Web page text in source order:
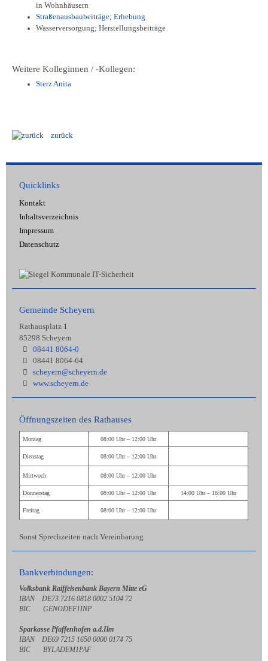
in Wohnhäusern
Straßenausbaubeiträge; Erhebung
Wasserversorgung; Herstellungsbeiträge
Weitere Kolleginnen / -Kollegen:
Sterz Anita
zurück
Quicklinks
Kontakt
Inhaltsverzeichnis
Impressum
Datenschutz
Gemeinde Scheyern
Rathausplatz 1
85298 Scheyern
08441 8064-0
08441 8064-64
scheyern@scheyern.de
www.scheyern.de
Öffnungszeiten des Rathauses
Montag 08:00 Uhr – 12:00 Uhr
Dienstag 08:00 Uhr – 12:00 Uhr
Mittwoch 08:00 Uhr – 12:00 Uhr
Donnerstag 08:00 Uhr – 12:00 Uhr 14:00 Uhr – 18:00 Uhr
Freitag 08:00 Uhr – 12:00 Uhr
Sonst Sprechzeiten nach Vereinbarung
Bankverbindungen:
Volksbank Raiffeisenbank Bayern Mitte eG
IBAN DE73 7216 0818 0002 5104 72
BIC GENODEF1INP
Sparkasse Pfaffenhofen a.d.Ilm
IBAN DE69 7215 1650 0000 0174 75
BIC BYLADEM1PAF